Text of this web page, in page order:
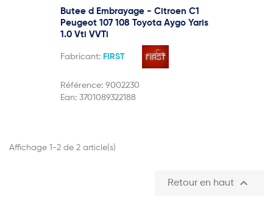
Butee d Embrayage - Citroen C1
Peugeot 107 108 Toyota Aygo Yaris
1.0 Vti VVTi
Fabricant: FIRST
Référence: 9002230
Ean: 3701089322188
Affichage 1-2 de 2 article(s)
Retour en haut 